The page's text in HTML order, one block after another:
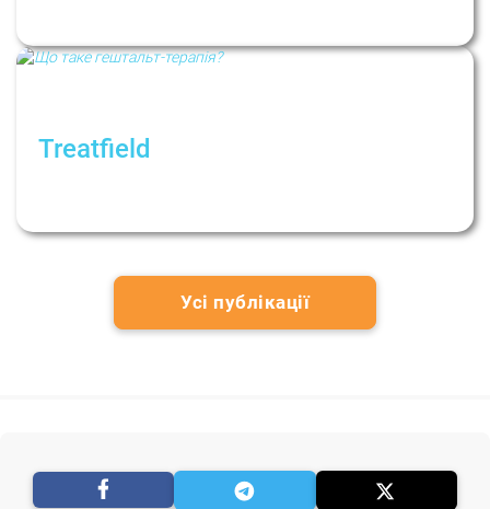
Treatfield
Усі публікації